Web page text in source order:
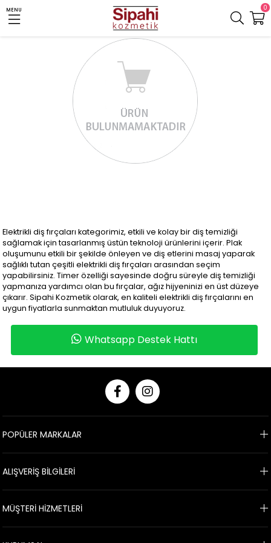
MENU 0
Elektrikli diş fırçaları kategorimiz, etkili ve kolay bir diş temizliği
sağlamak için tasarlanmış üstün teknoloji ürünlerini içerir. Plak
oluşumunu etkili bir şekilde önleyen ve diş etlerini masaj yaparak
sağlıklı tutan çeşitli elektrikli diş fırçaları arasından seçim
yapabilirsiniz. Timer özelliği sayesinde doğru süreyle diş temizliği
yapmanıza yardımcı olan bu fırçalar, ağız hijyeninizi en üst düzeye
çıkarır. Sipahi Kozmetik olarak, en kaliteli elektrikli diş fırçalarını en
uygun fiyatlarla sunmaktan mutluluk duyuyoruz.
Whatsapp Destek Hattı
POPÜLER MARKALAR
ALIŞVERİŞ BİLGİLERİ
MÜŞTERİ HİZMETLERİ